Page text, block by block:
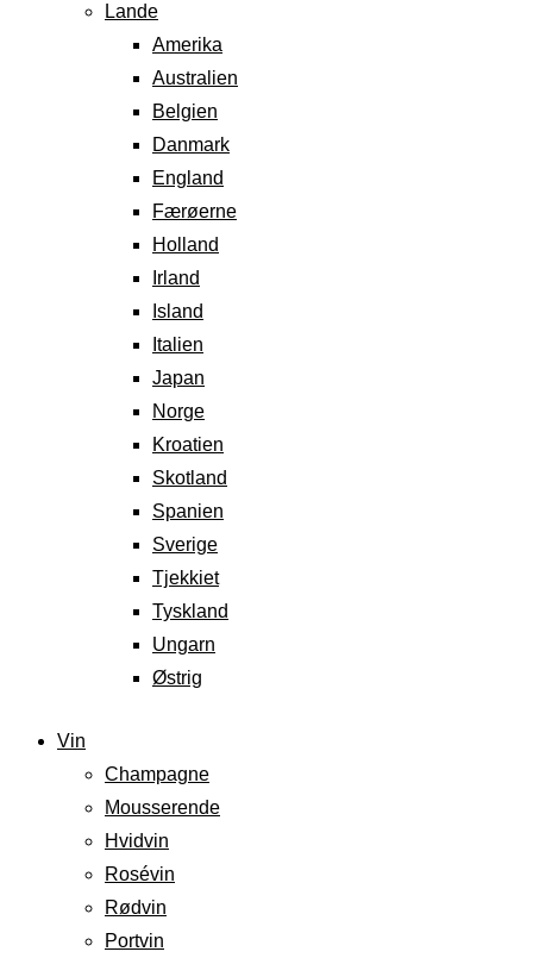
Lande
Amerika
Australien
Belgien
Danmark
England
Færøerne
Holland
Irland
Island
Italien
Japan
Norge
Kroatien
Skotland
Spanien
Sverige
Tjekkiet
Tyskland
Ungarn
Østrig
Vin
Champagne
Mousserende
Hvidvin
Rosévin
Rødvin
Portvin